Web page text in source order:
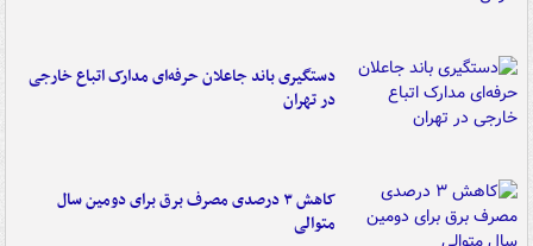
دستگیری باند جاعلان حرفه‌ای مدارک اتباع خارجی
در تهران
کاهش ۳ درصدی مصرف برق برای دومین سال
متوالی